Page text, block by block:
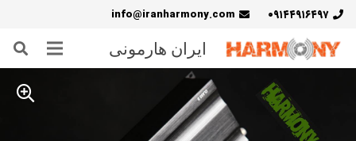
۰۹۱۴۴۹۱۶۴۹۷ info@iranharmony.com
ایران هارمونی